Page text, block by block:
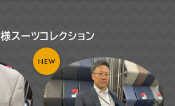
スーツコレクション
NEW